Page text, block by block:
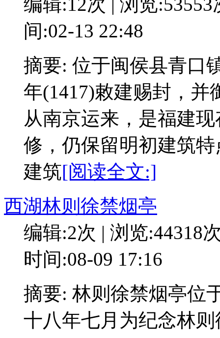
间:02-13 22:48
摘要: 位于闽侯县青口
年(1417)敕建赐封，并
从南京运来，是福建
修，仍保留明初建筑
建筑[阅读全文:]
西湖林则徐禁烟亭
编辑:2次 | 浏览:44318
时间:08-09 17:16
摘要: 林则徐禁烟亭位
十八年七月为纪念林